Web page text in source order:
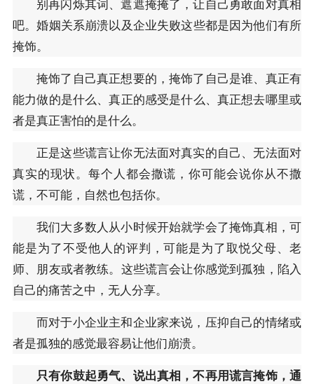
别再闪烁其词、遮遮掩掩了，让自己勇敢面对真相
吧。婚姻关系崩溃以及企业失败这些都是因为他们有所
掩饰。
掩饰了自己真正想要的，掩饰了自己是谁、真正有
能力做的是什么、真正的感受是什么、真正想去哪里或
者是真正害怕的是什么。
正是这些谎言让你无法面对真实的自己、无法面对
真实的现状。每个人都会撒谎，你可能会说你从不撒
谎，不可能，自然也包括你。
我们大多数人从小时候开始就学会了掩饰真相，可
能是为了不受他人的评判，可能是为了取悦父母、老
师、朋友或者教练。这些谎言会让你感觉到孤独，陷入
自己的痛苦之中，无人分享。
而对于小企业主和企业家来说，压抑自己的情绪或
者是孤独的感觉最容易让他们崩溃。
只有你鼓起勇气、说出真相，不再用谎言掩饰，通